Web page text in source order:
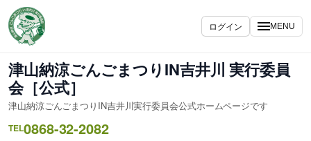
容
を
ス
キ
ッ
プ
ログイン MENU
津山納涼ごんごまつりIN吉井川 実行委員
会［公式］
津山納涼ごんごまつりIN吉井川実行委員会公式ホームページです
TEL0868-32-2082